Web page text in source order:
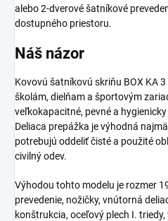
alebo 2-dverové šatníkové
dostupného priestoru.
Náš názor
Kovovú šatníkovú skriňu BOX KA
školám, dielňam a športovým
veľkokapacitné, pevné a
Deliaca prepážka je výhodná
potrebujú oddeliť čisté a použité
civilný odev.
Výhodou tohto modelu je rozmer
prevedenie, nožičky, vnútorná
konštrukcia, oceľový plech I.